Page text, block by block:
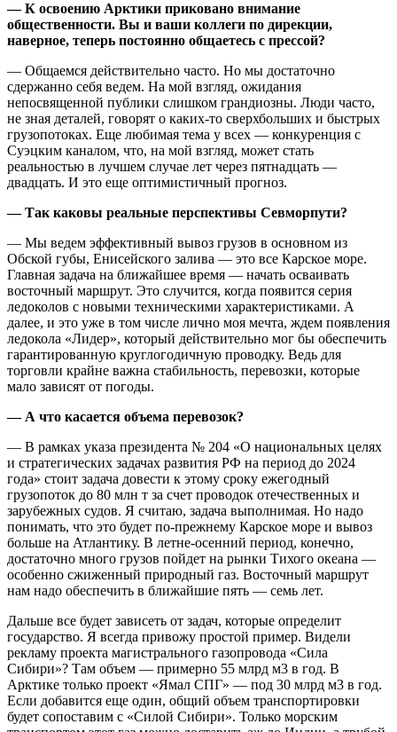
— К освоению Арктики приковано внимание
общественности. Вы и ваши коллеги по дирекции,
наверное, теперь постоянно общаетесь с прессой?
— Общаемся действительно часто. Но мы достаточно
сдержанно себя ведем. На мой взгляд, ожидания
непосвященной публики слишком грандиозны. Люди часто,
не зная деталей, говорят о каких-то сверхбольших и быстрых
грузопотоках. Еще любимая тема у всех — конкуренция с
Суэцким каналом, что, на мой взгляд, может стать
реальностью в лучшем случае лет через пятнадцать —
двадцать. И это еще оптимистичный прогноз.
— Так каковы реальные перспективы Севморпути?
— Мы ведем эффективный вывоз грузов в основном из
Обской губы, Енисейского залива — это все Карское море.
Главная задача на ближайшее время — начать осваивать
восточный маршрут. Это случится, когда появится серия
ледоколов с новыми техническими характеристиками. А
далее, и это уже в том числе лично моя мечта, ждем появления
ледокола «Лидер», который действительно мог бы обеспечить
гарантированную круглогодичную проводку. Ведь для
торговли крайне важна стабильность, перевозки, которые
мало зависят от погоды.
— А что касается объема перевозок?
— В рамках указа президента № 204 «О национальных целях
и стратегических задачах развития РФ на период до 2024
года» стоит задача довести к этому сроку ежегодный
грузопоток до 80 млн т за счет проводок отечественных и
зарубежных судов. Я считаю, задача выполнимая. Но надо
понимать, что это будет по-прежнему Карское море и вывоз
больше на Атлантику. В летне-осенний период, конечно,
достаточно много грузов пойдет на рынки Тихого океана —
особенно сжиженный природный газ. Восточный маршрут
нам надо обеспечить в ближайшие пять — семь лет.
Дальше все будет зависеть от задач, которые определит
государство. Я всегда привожу простой пример. Видели
рекламу проекта магистрального газопровода «Сила
Сибири»? Там объем — примерно 55 млрд м3 в год. В
Арктике только проект «Ямал СПГ» — под 30 млрд м3 в год.
Если добавится еще один, общий объем транспортировки
будет сопоставим с «Силой Сибири». Только морским